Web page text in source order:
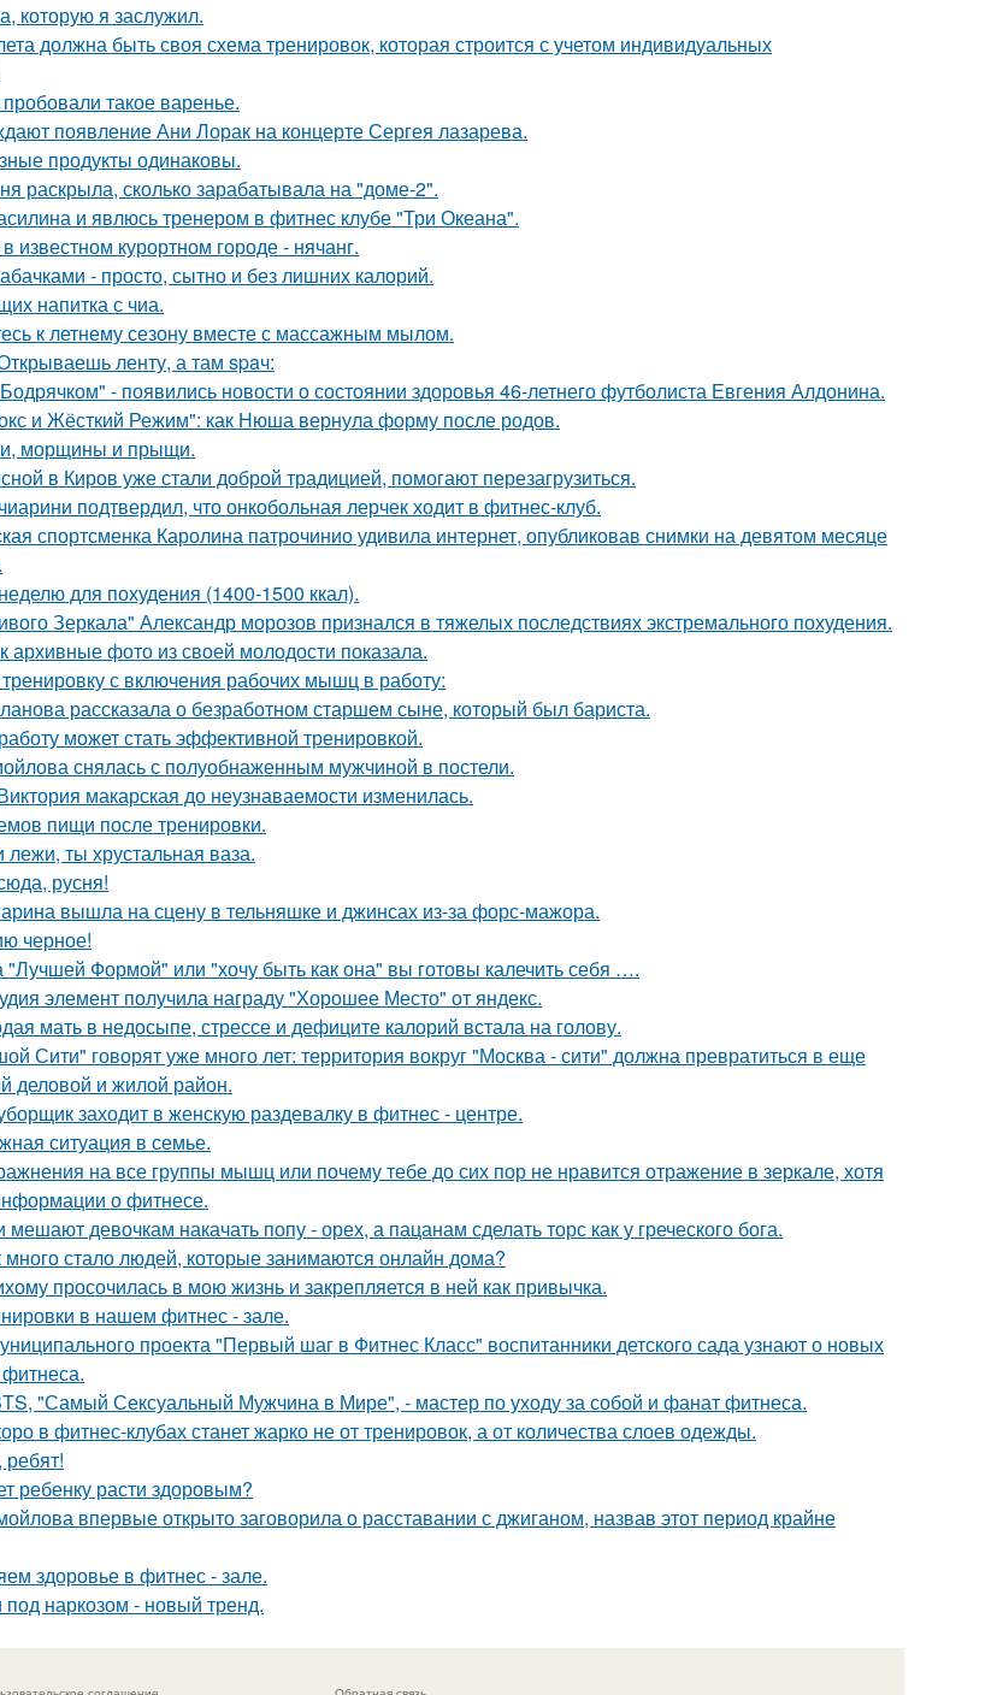
которую я заслужил.
должна быть своя схема тренировок, которая строится с учетом индивидуальных
такое варенье.
появление Ани Лорак на концерте Сергея лазарева.
продукты одинаковы.
раскрыла, сколько зарабатывала на "доме-2".
и явлюсь тренером в фитнес клубе "Три Океана".
известном курортном городе - нячанг.
- просто, сытно и без лишних калорий.
напитка с чиа.
к летнему сезону вместе с массажным мылом.
ленту, а там spaч:
- появились новости о состоянии здоровья 46-летнего футболиста Евгения Алдонина.
и Жёсткий Режим": как Нюша вернула форму после родов.
морщины и прыщи.
в Киров уже стали доброй традицией, помогают перезагрузиться.
подтвердил, что онкобольная лерчек ходит в фитнес-клуб.
спортсменка Каролина патрочинио удивила интернет, опубликовав снимки на девятом месяце
для похудения (1400-1500 ккал).
Зеркала" Александр морозов признался в тяжелых последствиях экстремального похудения.
архивные фото из своей молодости показала.
с включения рабочих мышц в работу:
рассказала о безработном старшем сыне, который был бариста.
может стать эффективной тренировкой.
снялась с полуобнаженным мужчиной в постели.
макарская до неузнаваемости изменилась.
пищи после тренировки.
ты хрустальная ваза.
русня!
вышла на сцену в тельняшке и джинсах из-за форс-мажора.
черное!
"Лучшей Формой" или "хочу быть как она" вы готовы калечить себя ….
элемент получила награду "Хорошее Место" от яндекс.
мать в недосыпе, стрессе и дефиците калорий встала на голову.
Сити" говорят уже много лет: территория вокруг "Москва - сити" должна превратиться в еще
деловой и жилой район.
заходит в женскую раздевалку в фитнес - центре.
ситуация в семье.
на все группы мышц или почему тебе до сих пор не нравится отражение в зеркале, хотя
о фитнесе.
девочкам накачать попу - орех, а пацанам сделать торс как у греческого бога.
много стало людей, которые занимаются онлайн дома?
просочилась в мою жизнь и закрепляется в ней как привычка.
в нашем фитнес - зале.
проекта "Первый шаг в Фитнес Класс" воспитанники детского сада узнают о новых
"Самый Сексуальный Мужчина в Мире", - мастер по уходу за собой и фанат фитнеса.
в фитнес-клубах станет жарко не от тренировок, а от количества слоев одежды.
ребят!
ребенку расти здоровым?
впервые открыто заговорила о расставании с джиганом, назвав этот период крайне
здоровье в фитнес - зале.
под наркозом - новый тренд.